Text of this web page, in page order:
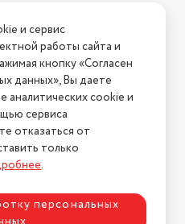
09.08.2027
10.08.2022
нет
65
ЕАЭС RU С-
RU.АЯ46.В.25932/22
СГТ
возврата
Напишите нам
У нас есть всё!
и сервис
работы сайта и
кнопку «Согласен
данных», Вы даете
аналитических cookie и
сервиса
отказаться от
только
.
персональных